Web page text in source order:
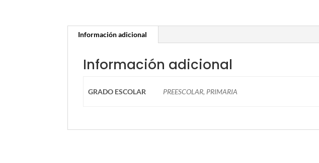
Información adicional
Información adicional
GRADO ESCOLAR PREESCOLAR, PRIMARIA